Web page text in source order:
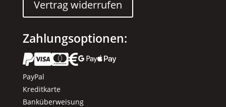
Vertrag widerrufen
Zahlungsoptionen:
 
PayPal
Kreditkarte
Banküberweisung